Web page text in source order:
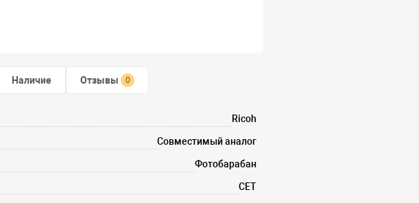
Наличие Отзывы 0
Ricoh
Совместимый аналог
Фотобарабан
CET